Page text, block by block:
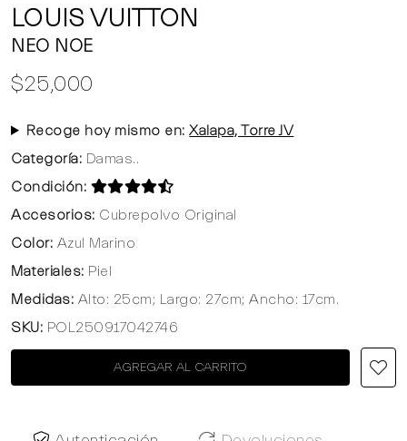
LOUIS VUITTON
NEO NOE
$25,000
Recoge hoy mismo en:Xalapa, Torre JV
Categoría: Damas..
Condición:
Accesorios: Cubrepolvo Original
Color: Azul Marino
Materiales: Piel
Medidas: Alto: 25cm; Largo: 27cm; Ancho: 17cm.
SKU: POL250917042746
AGREGAR AL CARRITO